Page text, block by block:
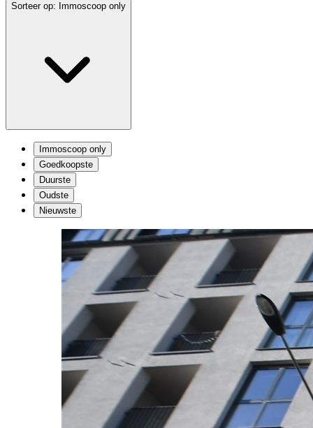
Sorteer op: Immoscoop only
Immoscoop only
Goedkoopste
Duurste
Oudste
Nieuwste